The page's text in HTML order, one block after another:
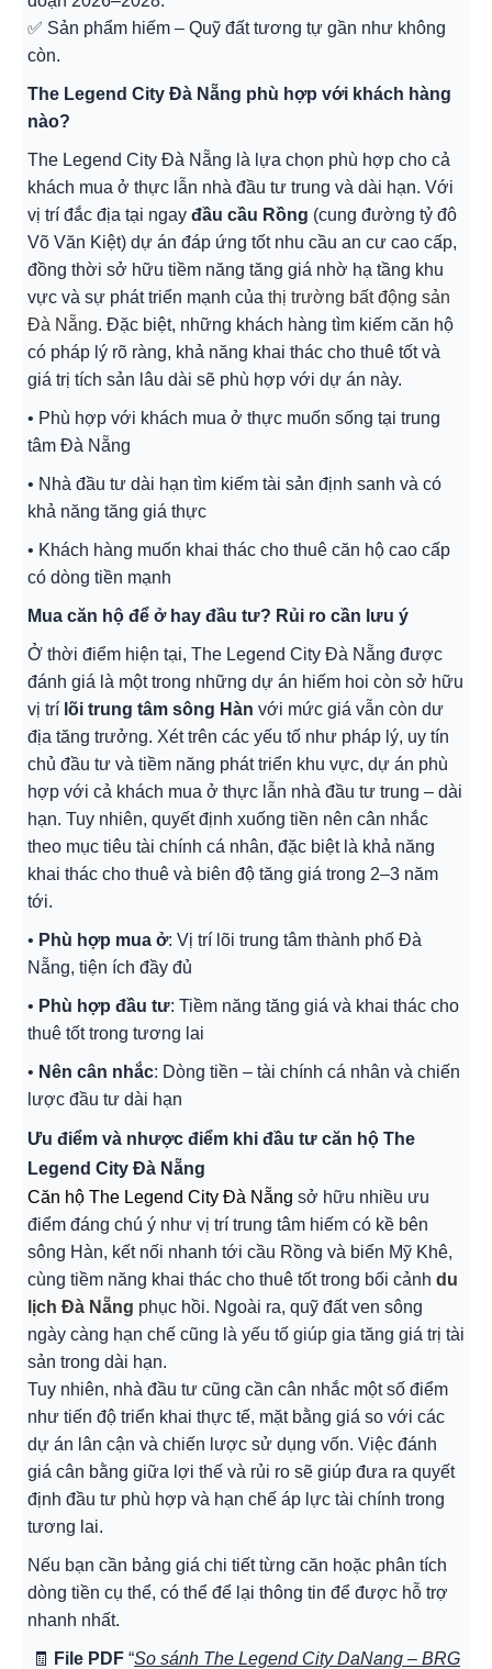
✅ Sản phẩm hiếm – Quỹ đất tương tự gần như không
còn.
The Legend City Đà Nẵng phù hợp với khách hàng
nào?
The Legend City Đà Nẵng là lựa chọn phù hợp cho cả
khách mua ở thực lẫn nhà đầu tư trung và dài hạn. Với
vị trí đắc địa tại ngay đầu cầu Rồng (cung đường tỷ đô
Võ Văn Kiệt) dự án đáp ứng tốt nhu cầu an cư cao cấp,
đồng thời sở hữu tiềm năng tăng giá nhờ hạ tầng khu
vực và sự phát triển mạnh của thị trường bất động sản
Đà Nẵng. Đặc biệt, những khách hàng tìm kiếm căn hộ
có pháp lý rõ ràng, khả năng khai thác cho thuê tốt và
giá trị tích sản lâu dài sẽ phù hợp với dự án này.
• Phù hợp với khách mua ở thực muốn sống tại trung
tâm Đà Nẵng
• Nhà đầu tư dài hạn tìm kiếm tài sản định sanh và có
khả năng tăng giá thực
• Khách hàng muốn khai thác cho thuê căn hộ cao cấp
có dòng tiền mạnh
Mua căn hộ để ở hay đầu tư? Rủi ro cần lưu ý
Ở thời điểm hiện tại, The Legend City Đà Nẵng được
đánh giá là một trong những dự án hiếm hoi còn sở hữu
vị trí lõi trung tâm sông Hàn với mức giá vẫn còn dư
địa tăng trưởng. Xét trên các yếu tố như pháp lý, uy tín
chủ đầu tư và tiềm năng phát triển khu vực, dự án phù
hợp với cả khách mua ở thực lẫn nhà đầu tư trung – dài
hạn. Tuy nhiên, quyết định xuống tiền nên cân nhắc
theo mục tiêu tài chính cá nhân, đặc biệt là khả năng
khai thác cho thuê và biên độ tăng giá trong 2–3 năm
tới.
• Phù hợp mua ở: Vị trí lõi trung tâm thành phố Đà
Nẵng, tiện ích đầy đủ
• Phù hợp đầu tư: Tiềm năng tăng giá và khai thác cho
thuê tốt trong tương lai
• Nên cân nhắc: Dòng tiền – tài chính cá nhân và chiến
lược đầu tư dài hạn
Ưu điểm và nhược điểm khi đầu tư căn hộ The
Legend City Đà Nẵng
Căn hộ The Legend City Đà Nẵng sở hữu nhiều ưu
điểm đáng chú ý như vị trí trung tâm hiếm có kề bên
sông Hàn, kết nối nhanh tới cầu Rồng và biển Mỹ Khê,
cùng tiềm năng khai thác cho thuê tốt trong bối cảnh du
lịch Đà Nẵng phục hồi. Ngoài ra, quỹ đất ven sông
ngày càng hạn chế cũng là yếu tố giúp gia tăng giá trị tài
sản trong dài hạn.
Tuy nhiên, nhà đầu tư cũng cần cân nhắc một số điểm
như tiến độ triển khai thực tế, mặt bằng giá so với các
dự án lân cận và chiến lược sử dụng vốn. Việc đánh
giá cân bằng giữa lợi thế và rủi ro sẽ giúp đưa ra quyết
định đầu tư phù hợp và hạn chế áp lực tài chính trong
tương lai.
Nếu bạn cần bảng giá chi tiết từng căn hoặc phân tích
dòng tiền cụ thể, có thể để lại thông tin để được hỗ trợ
nhanh nhất.
🧾 File PDF “So sánh The Legend City DaNang – BRG